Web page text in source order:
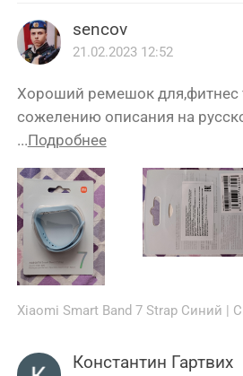
sencov
21.02.2023 12:52
Хороший ремешок для,фитнес
сожелению описания на
...Подробнее
Xiaomi Smart Band 7 Strap Синий |
Константин Гартвих